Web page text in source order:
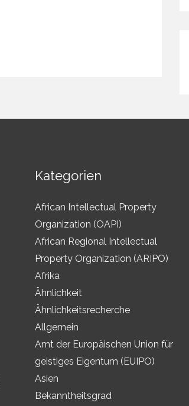
Kategorien
African Intellectual Property
Organization (OAPI)
African Regional Intellectual
Property Organization (ARIPO)
Afrika
Ähnlichkeit
Ähnlichkeitsrecherche
Allgemein
Amt der Europäischen Union für
geistiges Eigentum (EUIPO)
Asien
Bekanntheitsgrad